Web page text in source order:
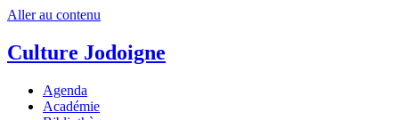
Aller au contenu
Culture Jodoigne
Agenda
Académie